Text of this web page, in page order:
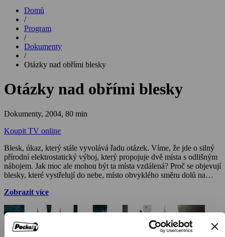
Domů
/
Program
/
Dokumenty
/
Otázky nad obřími blesky
Otázky nad obřími blesky
Dokumenty, 2004, 80 min
Koupit TV online
Blesk, úkaz, který stále vyvolává řadu otázek. Víme, že jde o silný
přírodní elektrostatický výboj, který propojuje dvě místa s odlišným
nábojem. Jak moc ale mohou být ta místa vzdálená? Proč se objevují
blesky, které vystřelují do nebe, místo obvyklého směru dolů na
kilometrů, tyto dosahují délky až stovky kilometrů a jsou
viníky leteckých katastrof. Fotografie mega blesků pořídila na
oběžné dráze i posádka raketoplánu Columbia, který později
havaroval. Mohou mít tyto dvě události spojitost? Nejen na tyto
Zobrazit více